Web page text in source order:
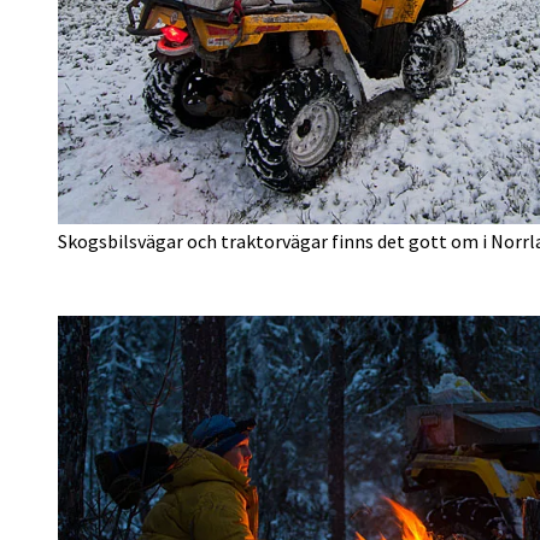
Skogsbilsvägar och traktorvägar finns det gott om i